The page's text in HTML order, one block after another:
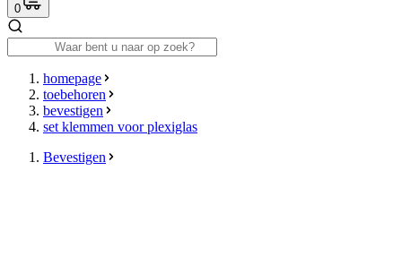
0
homepage
toebehoren
bevestigen
set klemmen voor plexiglas
Bevestigen